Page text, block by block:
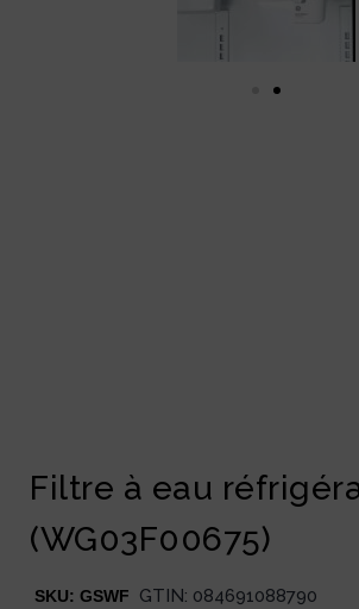
Filtre à eau
(WG03F00675)
SKU: GSWF GTIN: 084691088790